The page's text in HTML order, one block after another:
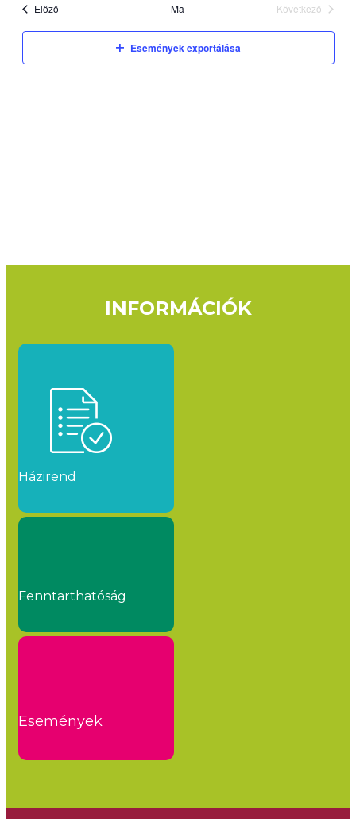
nézet
választás
ElőzőEsemények Ma
Következő
Események exportálása
INFORMÁCIÓK
Házirend
Fenntarthatóság
Események